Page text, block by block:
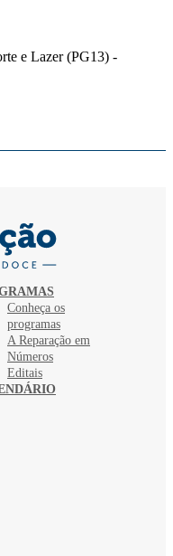
e Lazer (PG13) -
Conheça os
programas
A Reparação em
Números
Editais